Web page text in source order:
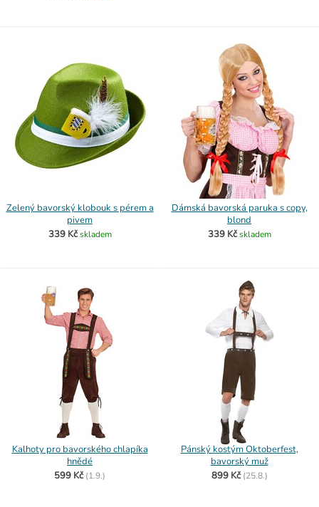
Zelený bavorský klobouk s pérem a
pivem
339 Kč skladem
Dámská bavorská paruka s copy,
blond
339 Kč skladem
Kalhoty pro bavorského chlapíka
hnědé
599 Kč (1.9.)
Pánský kostým Oktoberfest,
bavorský muž
899 Kč (25.8.)